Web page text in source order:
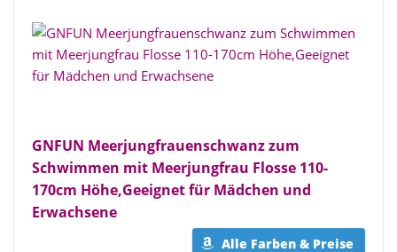
GNFUN Meerjungfrauenschwanz zum
Schwimmen mit Meerjungfrau Flosse 110-
170cm Höhe,Geeignet für Mädchen und
Erwachsene
Alle Farben & Preise